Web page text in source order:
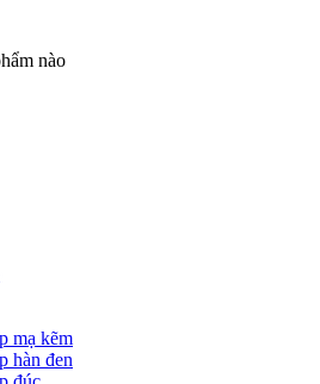
nào
mạ kẽm
hàn đen